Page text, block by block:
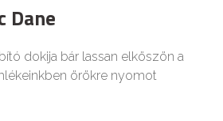
Dane
dokija bár lassan elköszön a
örökre nyomot